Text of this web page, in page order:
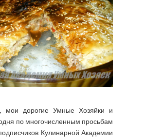
мои дорогие Умные Хозяйки и
по многочисленным просьбам
Кулинарной Академии